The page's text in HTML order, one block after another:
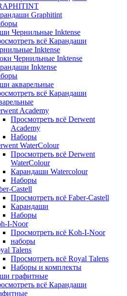
Graphitint
Чернильные Inktense
всё Карандаши
Inktense
Чернильные Inktense
Inktense
акварельные
всё Карандаши
Academy
Просмотреть всё Derwent
Academy
Наборы
WaterColour
Просмотреть всё Derwent
WaterColour
Карандаши Watercolour
Наборы
Castell
Просмотреть всё Faber-Castell
Карандаши
Наборы
I-Noor
Просмотреть всё Koh-I-Noor
наборы
Talens
Просмотреть всё Royal Talens
Наборы и комплекты
графитные
всё Карандаши